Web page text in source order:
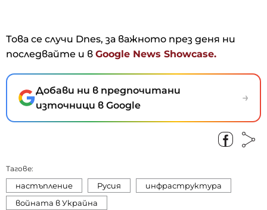
Това се случи Dnes, за важното през деня ни
последвайте и в Google News Showcase.
Добави ни в предпочитани
източници в Google
→
Тагове:
настъпление Русия
инфраструктура
войната в Украйна